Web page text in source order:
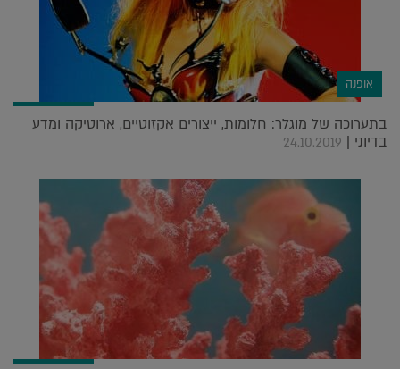
אופנה
בתערוכה של מוגלר: חלומות, ייצורים אקזוטיים, ארוטיקה ומדע
בדיוני | 24.10.2019